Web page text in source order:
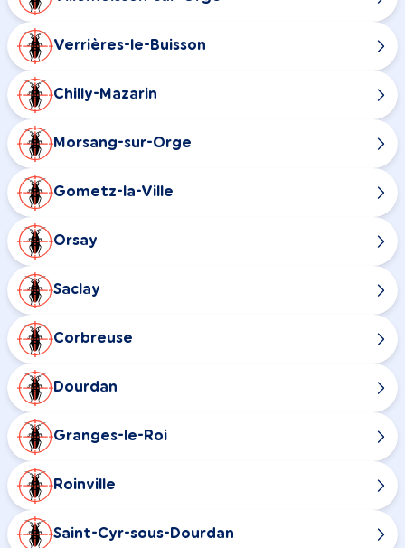
Verrières-le-Buisson
Chilly-Mazarin
Morsang-sur-Orge
Gometz-la-Ville
Orsay
Saclay
Corbreuse
Dourdan
Granges-le-Roi
Roinville
Saint-Cyr-sous-Dourdan